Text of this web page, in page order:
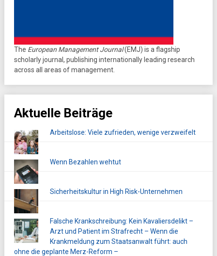
The European Management Journal(EMJ) is a flagship
scholarly journal, publishing internationally leading research
across all areas of management.
Aktuelle Beiträge
Arbeitslose: Viele zufrieden, wenige verzweifelt
Wenn Bezahlen wehtut
Sicherheitskultur in High Risk-Unternehmen
Falsche Krankschreibung: Kein Kavaliersdelikt –
Arzt und Patient im Strafrecht – Wenn die
Krankmeldung zum Staatsanwalt führt: auch
ohne die geplante Merz-Reform –